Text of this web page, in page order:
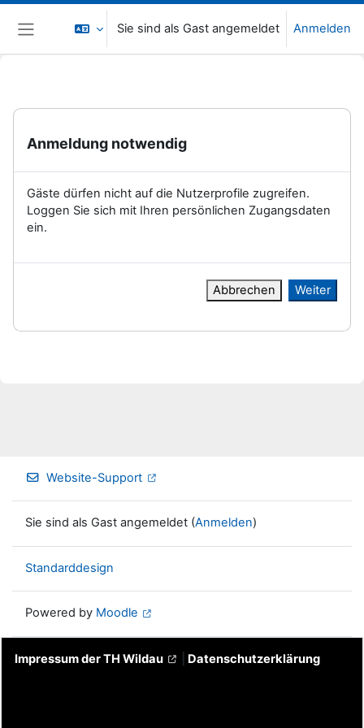
Zum Hauptinhalt
Website-Übersicht
Sie sind als Gast angemeldet Anmelden
Anmeldung notwendig
Gäste dürfen nicht auf die Nutzerprofile zugreifen.
Loggen Sie sich mit Ihren persönlichen Zugangsdaten
ein.
Abbrechen Weiter
Website-Support
Sie sind als Gast angemeldet (Anmelden)
Standarddesign
Powered by Moodle
Impressum der TH Wildau Datenschutzerklärung